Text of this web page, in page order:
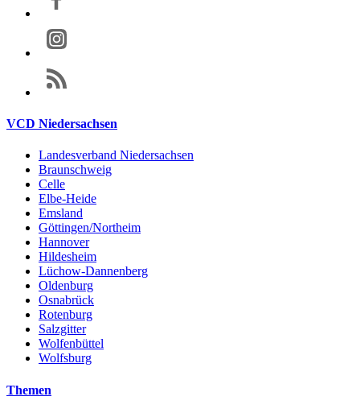
VCD Niedersachsen
Landesverband Niedersachsen
Braunschweig
Celle
Elbe-Heide
Emsland
Göttingen/Northeim
Hannover
Hildesheim
Lüchow-Dannenberg
Oldenburg
Osnabrück
Rotenburg
Salzgitter
Wolfenbüttel
Wolfsburg
Themen